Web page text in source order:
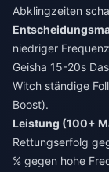
Abklingzeiten
niedriger
Geisha 15-20s
Witch ständige
Boost).
Leistung (100+
Rettungserfolg
% gegen hohe